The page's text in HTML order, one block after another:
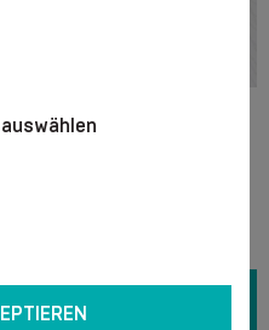
einem der Bestandteile